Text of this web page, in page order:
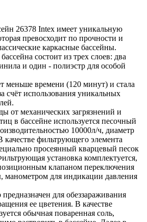
26378 Intex имеет уникальную
превосходит по прочности и
каркасные бассейны.
состоит из трех слоев: два
и один - полиэстр для особой
меньше времени (120 минут) и стала
счёт использования уникальных
от механических загрязнений и
в бассейне используется песочный
10000л/ч, диаметр
фильтрующего элемента
просеянный кварцевый песок
установка комплектуется,
клапаном переключения
манометром для индикации давления
предназначен для обеззараживания
ее цветения. В качестве
обычная поваренная соль,